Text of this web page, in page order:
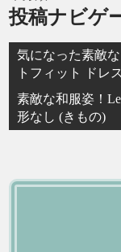
投稿ナビゲ
気になった素敵
トフィット ドレ
素敵な和服姿！
形なし (きもの)